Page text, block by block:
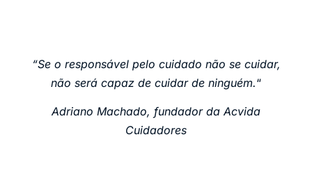
“Se o responsável pelo cuidado não se cuidar,
não será capaz de cuidar de ninguém.“
Adriano Machado, fundador da Acvida
Cuidadores